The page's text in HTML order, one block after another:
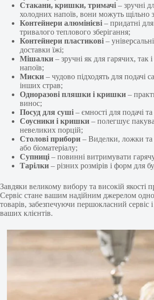
Стакани, кришки, тримачі – зручні
холодних напоїв, вони можуть щільно
Контейнери алюмінієві – придатні
тривалого теплового зберігання;
Контейнери пластикові –
доставки їжі;
Мішалки – зручні як для гарячих, так
напоїв;
Миски – чудово підходять для подачі
інших страв;
Одноразові пляшки і кришки –
винос;
Посуд для суші – ємності для подачі
Соусники і кришки – полегшує
невеликих порцій;
Столові прибори – Виделки, ложки та
або біоматеріалу;
Супниці – повинні витримувати
Тарілки – різних розмірів і форм для
Завдяки великому вибору та високій якості
Сервіс стане вашим надійним джерелом
товарів, забезпечуючи першокласний сервіс
ваших клієнтів.